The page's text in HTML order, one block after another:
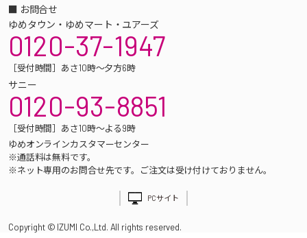
■ お問合せ
ゆめタウン・ゆめマート・ユアーズ
0120-37-1947
［受付時間］あさ10時～夕方6時
サニー
0120-93-8851
［受付時間］あさ10時～よる9時
ゆめオンラインカスタマーセンター
※通話料は無料です。
※ネット専用のお問合せ先です。ご注文は受け付けておりません。
PCサイト
Copyright © IZUMI Co.,Ltd. All rights reserved.